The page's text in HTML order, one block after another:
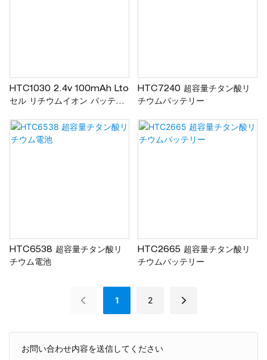
お問い合わせ内容を送信してください
HTC1030 2.4v 100mAh Lto
セル リチウムイオン バッテリ
HTC7240 超容量チタン酸リ
チウムバッテリー
HTC6538 超容量チタン酸リ
チウム電池
HTC2665 超容量チタン酸リ
チウムバッテリー
1 2